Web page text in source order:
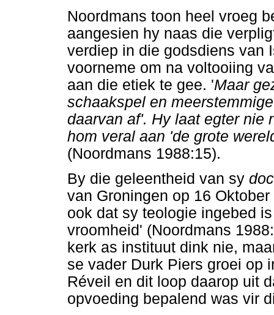
Noordmans toon heel vroeg
aangesien hy naas die
verdiep in die godsdiens van
voorneme om na voltooiing
aan die etiek te gee. 'Maar
schaakspel en
daarvan af'. Hy laat egter nie
hom veral aan 'de grote
(Noordmans 1988:15).
By die geleentheid van sy
van Groningen op 16
ook dat sy teologie ingebed
vroomheid' (Noordmans
kerk as instituut dink nie,
se vader Durk Piers groei op
Réveil en dit loop daarop uit
opvoeding bepalend was vir